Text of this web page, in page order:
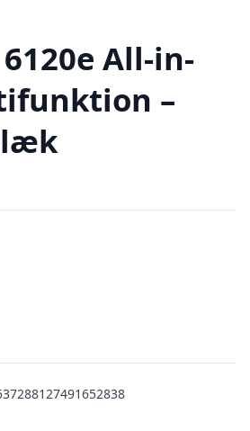
6120e All-in-
–